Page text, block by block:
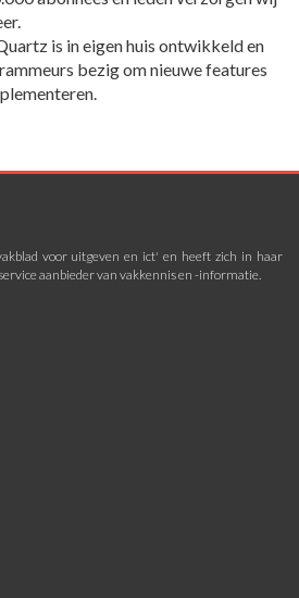
is in eigen huis ontwikkeld en
bezig om nieuwe features
voor uitgeven en ict' en heeft zich in haar
aanbieder van vakkennis en -informatie.